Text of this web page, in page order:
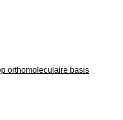
orthomoleculaire basis